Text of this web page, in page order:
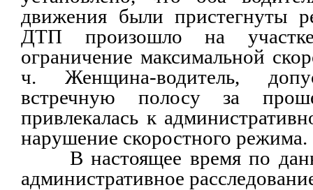
движения были пристегнуты
ДТП произошло на
ограничение максимальной
ч. Женщина-водитель,
встречную полосу за
привлекалась к
нарушение скоростного режима.
В настоящее время по
административное